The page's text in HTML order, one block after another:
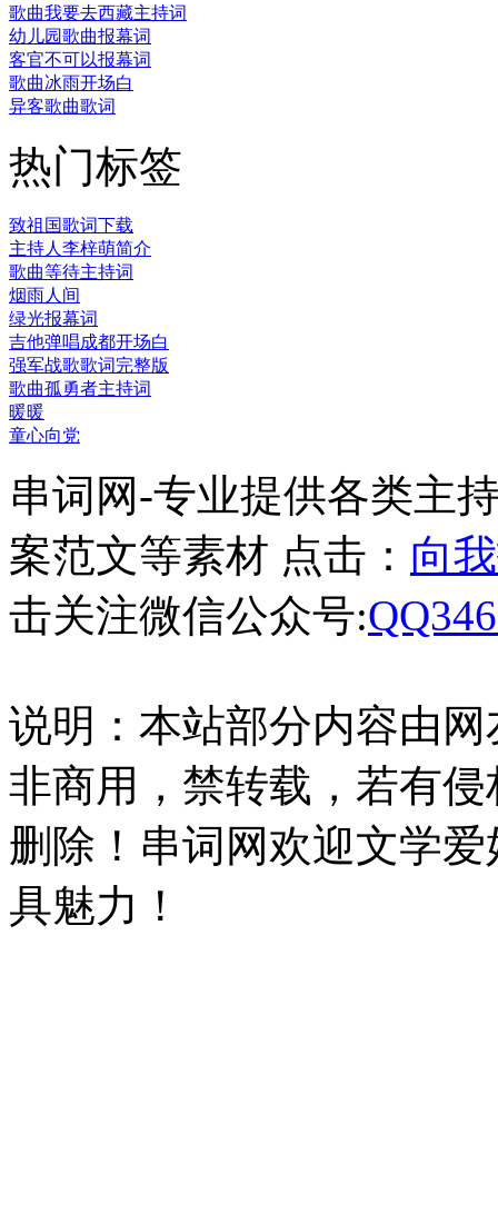
歌曲我要去西藏主持词
幼儿园歌曲报幕词
客官不可以报幕词
歌曲冰雨开场白
异客歌曲歌词
热门标签
致祖国歌词下载
主持人李梓萌简介
歌曲等待主持词
烟雨人间
绿光报幕词
吉他弹唱成都开场白
强军战歌歌词完整版
歌曲孤勇者主持词
暖暖
童心向党
串词网-专业提供各类主
案范文等素材 点击： 向
击关注微信公众号:
说明：本站部分内容由
非商用，禁转载，若有
删除！串词网欢迎文学
具魅力！